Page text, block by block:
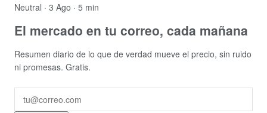
Neutral · 3 Ago · 5 min
El mercado en tu correo, cada mañana
Resumen diario de lo que de verdad mueve el precio, sin ruido
ni promesas. Gratis.